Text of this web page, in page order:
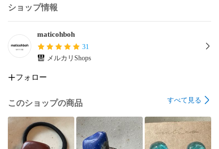
金属アレルギー対応
レジン
パワーストーン
ハンドメイド
一点もの
幸せが訪れますように
maticohboh
ショップ情報
maticohboh
31
メルカリShops
フォロー
このショップの商品 すべて見る